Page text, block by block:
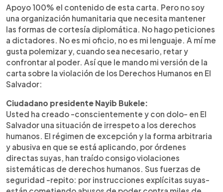
Apoyo 100% el contenido de esta carta. Pero no soy
una organización humanitaria que necesita mantener
las formas de cortesía diplomática. No hago peticiones
a dictadores. No es mi oficio, no es mi lenguaje. A mí me
gusta polemizar y, cuando sea necesario, retar y
confrontar al poder. Así que le mando mi versión de la
carta sobre la violación de los Derechos Humanos en El
Salvador:
Ciudadano presidente Nayib Bukele:
Usted ha creado -conscientemente y con dolo- en El
Salvador una situación de irrespeto a los derechos
humanos. El régimen de excepción y la forma arbitraria
y abusiva en que se está aplicando, por órdenes
directas suyas, han traído consigo violaciones
sistemáticas de derechos humanos. Sus fuerzas de
seguridad -repito: por instrucciones explícitas suyas-